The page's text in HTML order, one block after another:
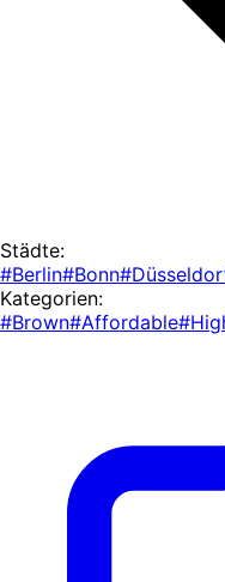
Städte:
#Berlin#Bonn
Kategorien:
#Brown#Affordable